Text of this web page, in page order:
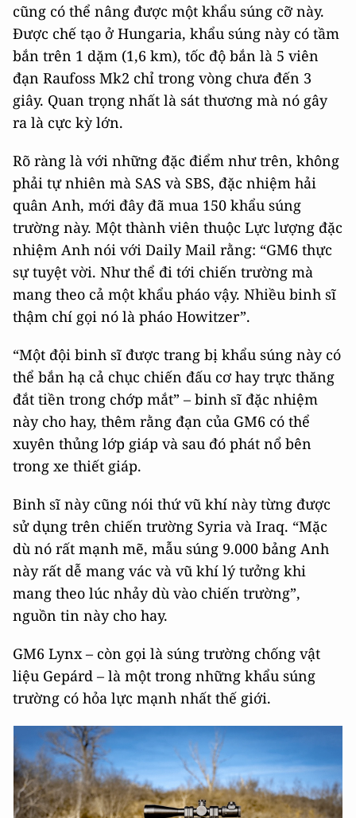
cũng có thể nâng được một khẩu súng cỡ này.
Được chế tạo ở Hungaria, khẩu súng này có tầm
bắn trên 1 dặm (1,6 km), tốc độ bắn là 5 viên
đạn Raufoss Mk2 chỉ trong vòng chưa đến 3
giây. Quan trọng nhất là sát thương mà nó gây
ra là cực kỳ lớn.
Rõ ràng là với những đặc điểm như trên, không
phải tự nhiên mà SAS và SBS, đặc nhiệm hải
quân Anh, mới đây đã mua 150 khẩu súng
trường này. Một thành viên thuộc Lực lượng đặc
nhiệm Anh nói với Daily Mail rằng: “GM6 thực
sự tuyệt vời. Như thể đi tới chiến trường mà
mang theo cả một khẩu pháo vậy. Nhiều binh sĩ
thậm chí gọi nó là pháo Howitzer”.
“Một đội binh sĩ được trang bị khẩu súng này có
thể bắn hạ cả chục chiến đấu cơ hay trực thăng
đắt tiền trong chớp mắt” – binh sĩ đặc nhiệm
này cho hay, thêm rằng đạn của GM6 có thể
xuyên thủng lớp giáp và sau đó phát nổ bên
trong xe thiết giáp.
Binh sĩ này cũng nói thứ vũ khí này từng được
sử dụng trên chiến trường Syria và Iraq. “Mặc
dù nó rất mạnh mẽ, mẫu súng 9.000 bảng Anh
này rất dễ mang vác và vũ khí lý tưởng khi
mang theo lúc nhảy dù vào chiến trường”,
nguồn tin này cho hay.
GM6 Lynx – còn gọi là súng trường chống vật
liệu Gepárd – là một trong những khẩu súng
trường có hỏa lực mạnh nhất thế giới.